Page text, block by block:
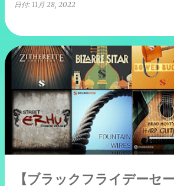
日付: 11月 28, 2022
【ブラックフライデーセ